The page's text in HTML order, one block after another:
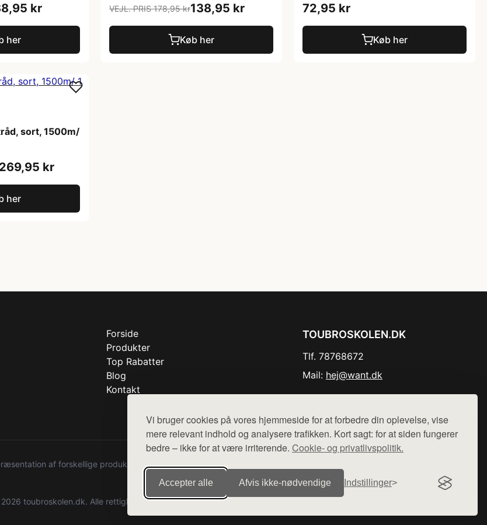
Vi bruger cookies på vores hjemmeside for at forbedre din oplevelse, vise
mere relevant indhold og analysere trafikken. Kort sagt: for at siden fungerer
bedre – ikke for at være irriterende. Cookie- og privatlivspolitik.
Accepter alle Afvis ikke‑nødvendige Indstillinger
kr
her
VEJL. PRIS 178,95 kr138,95 kr
Køb her
72,95 kr
Køb her
sort, 1500m/
269,95 kr
her
Forside
Produkter
Top Rabatter
Blog
Kontakt
TOUBROSKOLEN.DK
Tlf. 78768672
Mail: hej@want.dk
af forskellige produkter fra diverse webshops. Der sælges ikke varer fra denne side - vi henviser til de shops,
toubroskolen.dk. Alle rettigheder forbeholdes.